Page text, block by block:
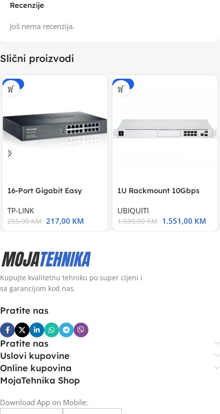
Recenzije
Još nema recenzija.
Slični proizvodi
-15%
16-Port Gigabit Easy
TP-LINK
255,00KM 217,00 KM
-20%
1U Rackmount 10Gbps
UBIQUITI
1.939,00KM 1.551,00 KM
Kupujte kvalitetnu tehniku po super cijeni i
sa garancijom kod nas.
Pratite nas
Pratite nas
Uslovi kupovine
Online kupovina
MojaTehnika Shop
Download App on Mobile: